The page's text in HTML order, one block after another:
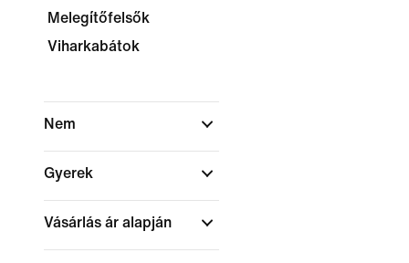
Melegítőfelsők
Viharkabátok
Nem
Gyerek
Vásárlás ár alapján